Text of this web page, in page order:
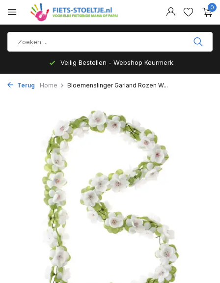
0
Veilig Bestellen - Webshop Keurmerk
Terug Home Bloemenslinger Garland Rozen W...